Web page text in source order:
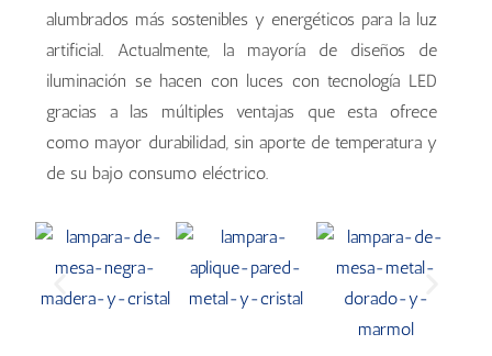
alumbrados más sostenibles y energéticos para la luz
artificial. Actualmente, la mayoría de diseños de
iluminación se hacen con luces con tecnología LED
gracias a las múltiples ventajas que esta ofrece
como mayor durabilidad, sin aporte de temperatura y
de su bajo consumo eléctrico.